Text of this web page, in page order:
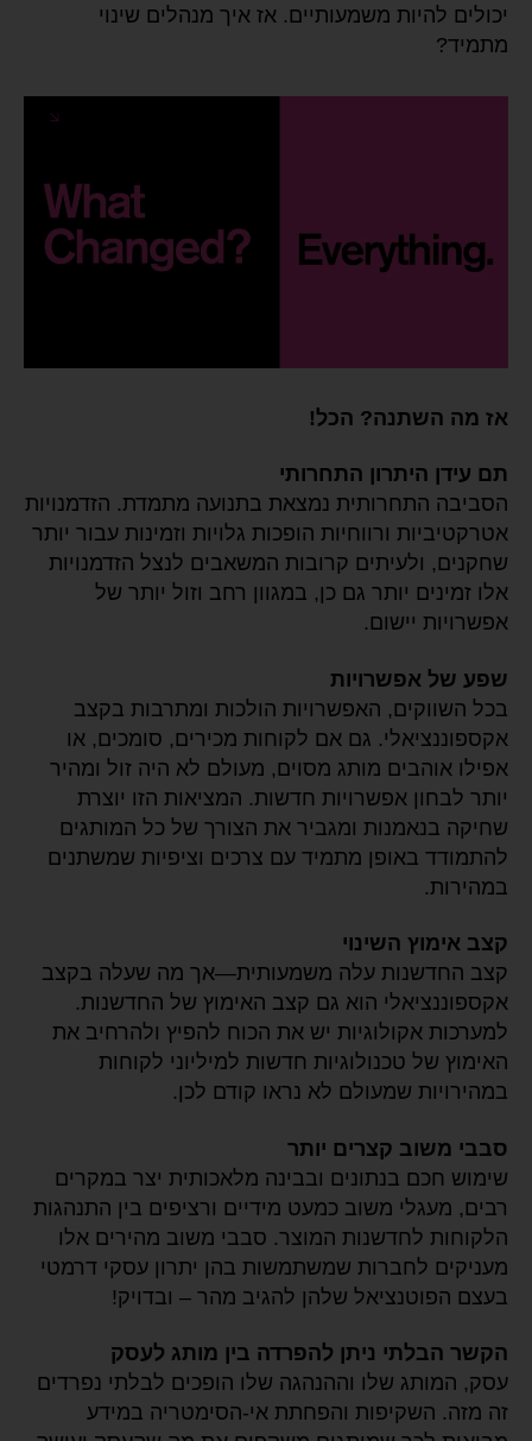
יכולים להיות משמעותיים. אז איך מנהלים שינוי
מתמיד?
אז מה השתנה? הכל!
תם עידן היתרון התחרותי
הסביבה התחרותית נמצאת בתנועה מתמדת. הזדמנויות
אטרקטיביות ורווחיות הופכות גלויות וזמינות עבור יותר
שחקנים, ולעיתים קרובות המשאבים לנצל הזדמנויות
אלו זמינים יותר גם כן, במגוון רחב וזול יותר של
אפשרויות יישום.
שפע של אפשרויות
בכל השווקים, האפשרויות הולכות ומתרבות בקצב
אקספוננציאלי. גם אם לקוחות מכירים, סומכים, או
אפילו אוהבים מותג מסוים, מעולם לא היה זול ומהיר
יותר לבחון אפשרויות חדשות. המציאות הזו יוצרת
שחיקה בנאמנות ומגביר את הצורך של כל המותגים
להתמודד באופן מתמיד עם צרכים וציפיות שמשתנים
במהירות.
קצב אימוץ השינוי
קצב החדשנות עלה משמעותית—אך מה שעלה בקצב
אקספוננציאלי הוא גם קצב האימוץ של החדשנות.
למערכות אקולוגיות יש את הכוח להפיץ ולהרחיב את
האימוץ של טכנולוגיות חדשות למיליוני לקוחות
במהירויות שמעולם לא נראו קודם לכן.
סבבי משוב קצרים יותר
שימוש חכם בנתונים ובבינה מלאכותית יצר במקרים
רבים, מעגלי משוב כמעט מידיים ורציפים בין התנהגות
הלקוחות לחדשנות המוצר. סבבי משוב מהירים אלו
מעניקים לחברות שמשתמשות בהן יתרון עסקי דרמטי
בעצם הפוטנציאל שלהן להגיב מהר – ובדויק!
הקשר הבלתי ניתן להפרדה בין מותג לעסק
עסק, המותג שלו וההנהגה שלו הופכים לבלתי נפרדים
זה מזה. השקיפות והפחתת אי-הסימטריה במידע